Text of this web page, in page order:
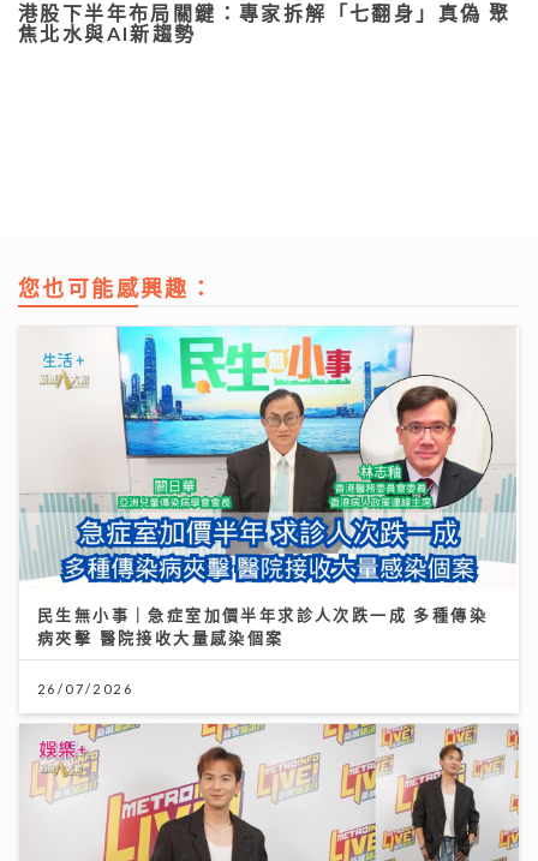
港股下半年布局關鍵：專家拆解「七翻身」真偽 聚
焦北水與AI新趨勢
您也可能感興趣：
民生無小事｜急症室加價半年求診人次跌一成 多種傳染
病夾擊 醫院接收大量感染個案
26/07/2026